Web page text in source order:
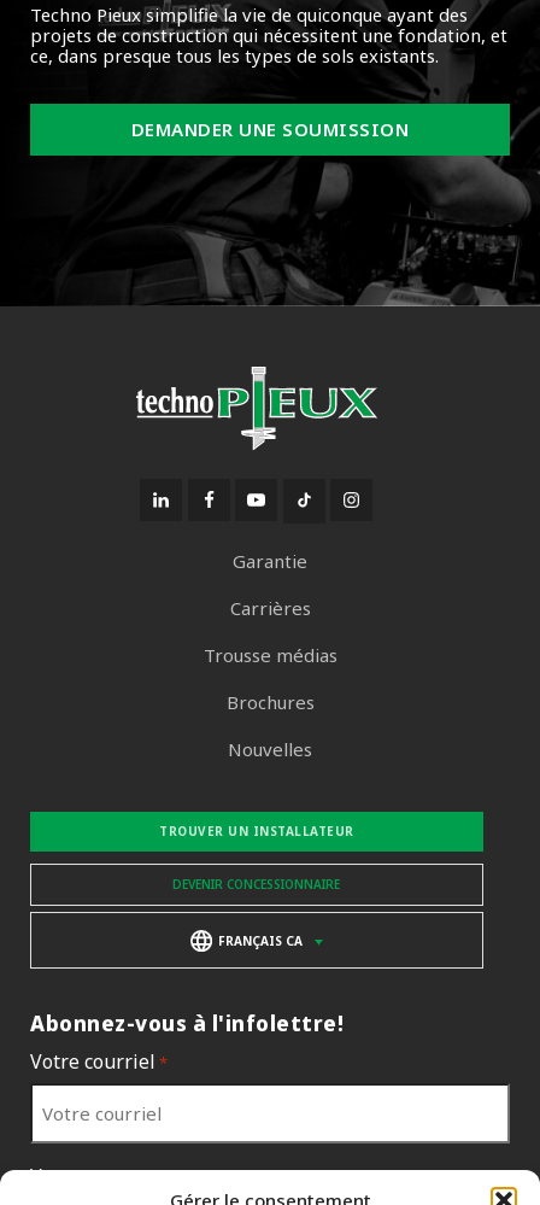
Gérer le consentement
Techno Pieux simplifie la vie de quiconque ayant des
projets de construction qui nécessitent une fondation, et
ce, dans presque tous les types de sols existants.
DEMANDER UNE SOUMISSION
Garantie
Carrières
Trousse médias
Brochures
Nouvelles
TROUVER UN INSTALLATEUR
DEVENIR CONCESSIONNAIRE
FRANÇAIS CA
Abonnez-vous à l'infolettre!
Votre courriel *
Votre pays*